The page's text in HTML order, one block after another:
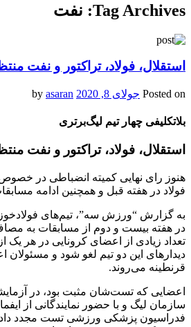
Tag Archives: نفت
استقلال، فولاد، تراکتور و نفت
Posted on جولای 8, 2020 asaran
بلاتکلیفی چهار تیم لیگ‌برتری
استقلال، فولاد، تراکتور و نفت
هنوز رای نهایی کمیته انضباطی در خصوص
فولاد در هفته قبل و همچنین ادامه
به گزارش “ورزش سه”، تیم‌‌های
در هفته بیست و دوم از مسابقات به
تعداد زیادی از اعضای کرونایی در هر یک
دیدارهای این دو تیم لغو شود و مسئولان
قرنطینه می‌روند.
اعضایی که تست‌شان مثبت بود، در
سازمان لیگ و با حضور نمایندگانی از
فدراسیون پزشکی ورزشی تست مجدد